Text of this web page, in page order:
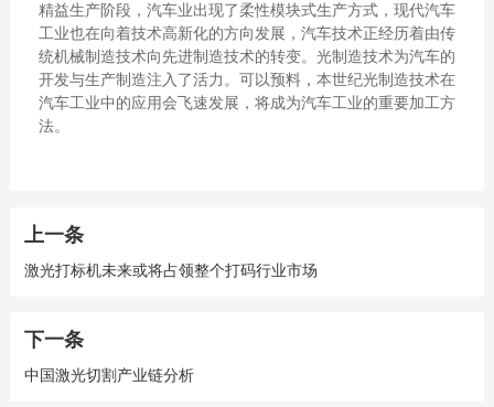
精益生产阶段，汽车业出现了柔性模块式生产方式，现代汽车
工业也在向着技术高新化的方向发展，汽车技术正经历着由传
统机械制造技术向先进制造技术的转变。光制造技术为汽车的
开发与生产制造注入了活力。可以预料，本世纪光制造技术在
汽车工业中的应用会飞速发展，将成为汽车工业的重要加工方
法。
上一条
激光打标机未来或将占领整个打码行业市场
下一条
中国激光切割产业链分析